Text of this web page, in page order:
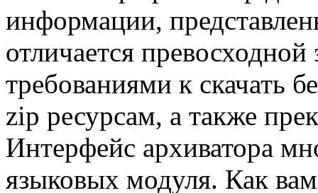
информации,
отличается
требованиями к скачать
zip ресурсам, а также
Интерфейс архиватора
языковых модуля. Как вам